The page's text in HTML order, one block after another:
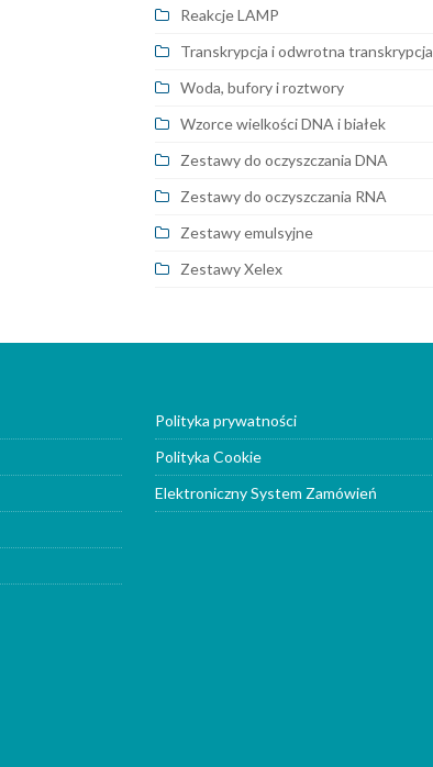
Reakcje LAMP
Transkrypcja i odwrotna transkrypcja
Woda, bufory i roztwory
Wzorce wielkości DNA i białek
Zestawy do oczyszczania DNA
Zestawy do oczyszczania RNA
Zestawy emulsyjne
Zestawy Xelex
Polityka prywatności
Polityka Cookie
Elektroniczny System Zamówień